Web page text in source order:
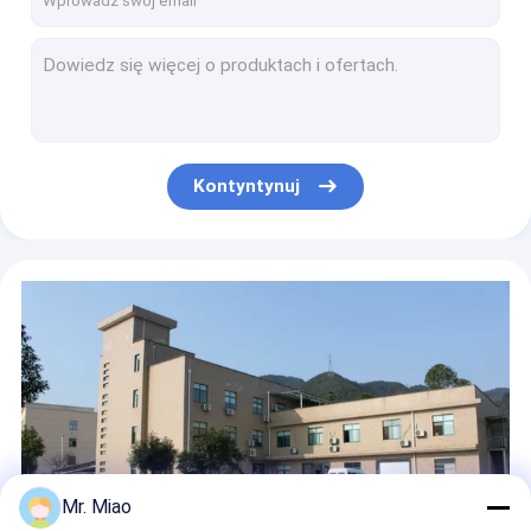
Wysokożebrowana rura miedziana do chłodnicy oleju w maszynach, wytłaczana rura żebrowa
Ogrzewanie i chłodzenie cieczą Rury bimetaliczne z żebrami aluminiowymi z wysokimi żebrami
Energooszczędna bimetalowa wytłaczana rura aluminiowa do skraplaczy chłodniczych
Wymiennik ciepła z niklu Cupro do domowego kotła kondensacyjnego o wysokości 10 mm
Rury żebrowane zintegrowane z wymiennikiem ciepła do skraplacza chłodniczego i parownika
Kontyntynuj
Mr. Miao